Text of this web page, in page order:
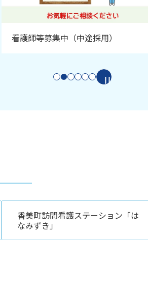
看護師等募集中（中途採用）
香美町訪問看護ステーション「は
なみずき」